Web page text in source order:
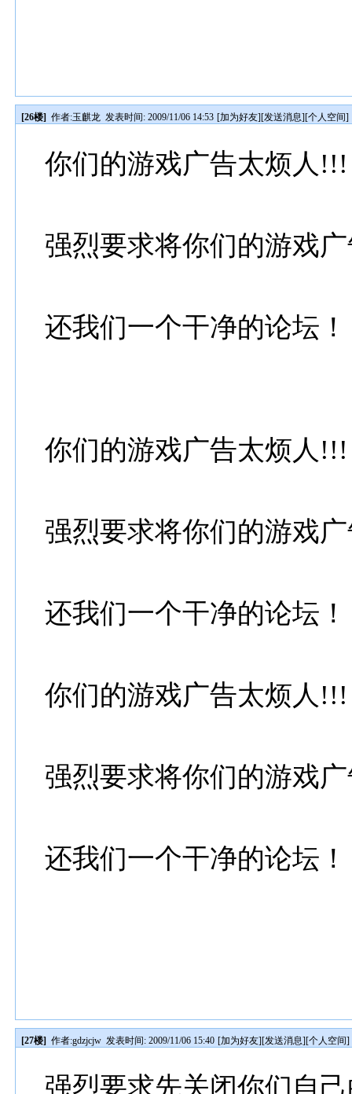
[26楼] 作者:玉麒龙 发表时间: 2009/11/06 14:53 [加为好友][发送消息][个人空间]
你们的游戏广告太烦人!!!
强烈要求将你们的游戏
还我们一个干净的论坛
你们的游戏广告太烦人!!!
强烈要求将你们的游戏
还我们一个干净的论坛
你们的游戏广告太烦人!!!
强烈要求将你们的游戏
还我们一个干净的论坛
[27楼] 作者:gdzjcjw 发表时间: 2009/11/06 15:40 [加为好友][发送消息][个人空间]
强烈要求先关闭你们自